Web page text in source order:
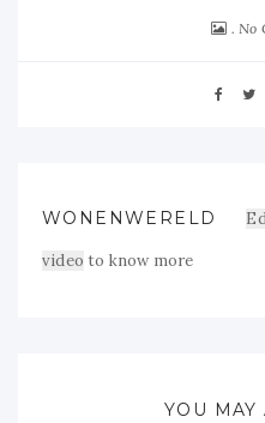
No
WONENWERELD
video to know more
YOU MAY